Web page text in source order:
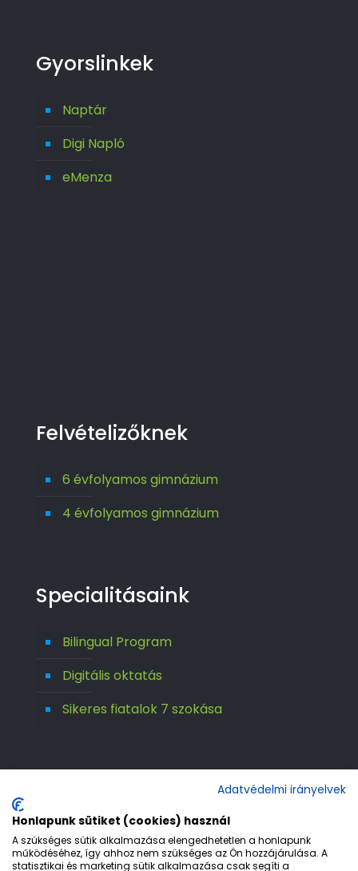
Gyorslinkek
Naptár
Digi Napló
eMenza
Felvételizőknek
6 évfolyamos gimnázium
4 évfolyamos gimnázium
Specialitásaink
Bilingual Program
Digitális oktatás
Sikeres fiatalok 7 szokása
Adatvédelmi irányelvek
Honlapunk sütiket (cookies) használ
A szükséges sütik alkalmazása elengedhetetlen a honlapunk
működéséhez, így ahhoz nem szükséges az Ön hozzájárulása. A
statisztikai és marketing sütik alkalmazása csak segíti a